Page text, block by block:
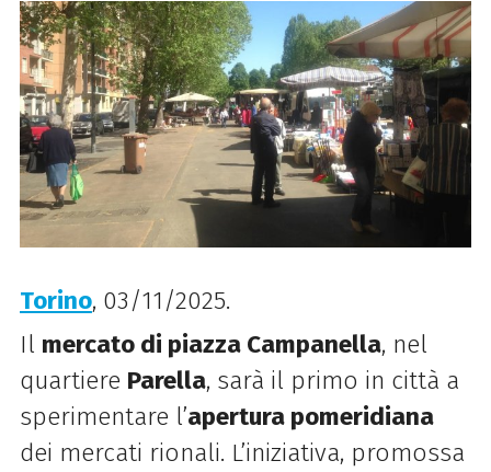
Torino, 03/11/2025.
Il mercato di piazza Campanella, nel
quartiere Parella, sarà il primo in città a
sperimentare l’apertura pomeridiana
dei mercati rionali. L’iniziativa, promossa